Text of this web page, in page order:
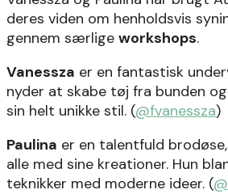
deres viden om henholdsvis
gennem særlige workshops.
Vanessza er en fantastisk
nyder at skabe tøj fra bunden
sin helt unikke stil. (@fvanessza)
Paulina er en talentfuld
alle med sine kreationer. Hun
teknikker med moderne ideer. (